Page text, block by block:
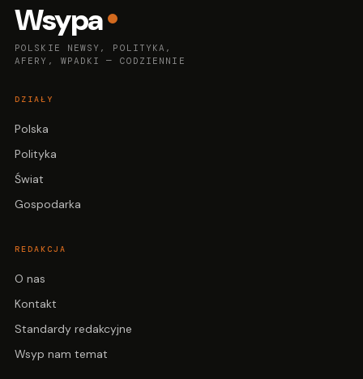
Wsypa
POLSKIE NEWSY, POLITYKA,
AFERY, WPADKI — CODZIENNIE
DZIAŁY
Polska
Polityka
Świat
Gospodarka
REDAKCJA
O nas
Kontakt
Standardy redakcyjne
Wsyp nam temat